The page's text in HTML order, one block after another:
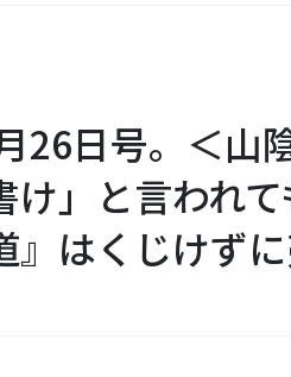
26日号。＜山
け」と言われ
』はくじけずに